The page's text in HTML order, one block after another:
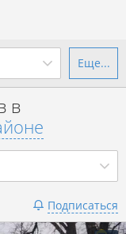
до
Еще...
в
Подписаться